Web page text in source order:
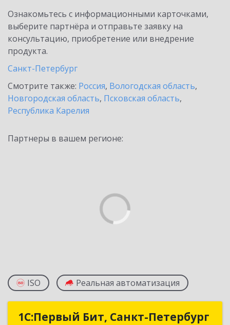
Ознакомьтесь с информационными карточками,
выберите партнёра и отправьте заявку на
консультацию, приобретение или внедрение
продукта.
Санкт-Петербург
Смотрите также: Россия, Вологодская область,
Новгородская область, Псковская область,
Республика Карелия
Партнеры в вашем регионе:
ISO Реальная автоматизация
1С:Первый Бит, Санкт-Петербург
1С:Первый Бит, Санкт-Петербург